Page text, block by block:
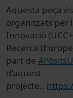
Aquesta peça
organitzats per
Innovació
Recerca
part de
d’aquest
projecte..